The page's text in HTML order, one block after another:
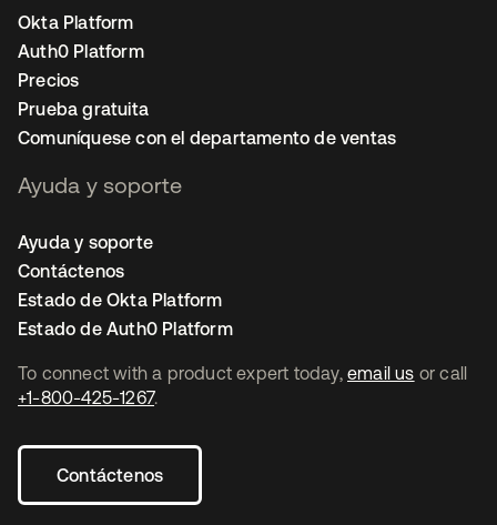
To connect with a product expert today, email us or call
+1-800-425-1267.
Contáctenos
Okta Platform
Auth0 Platform
Precios
Prueba gratuita
Comuníquese con el departamento de ventas
Ayuda y soporte
Ayuda y soporte
Contáctenos
Estado de Okta Platform
Estado de Auth0 Platform